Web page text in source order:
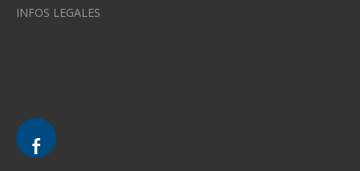
INFOS LEGALES